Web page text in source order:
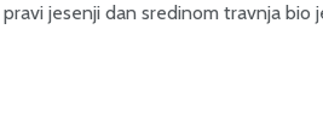
jesenji dan sredinom travnja bio